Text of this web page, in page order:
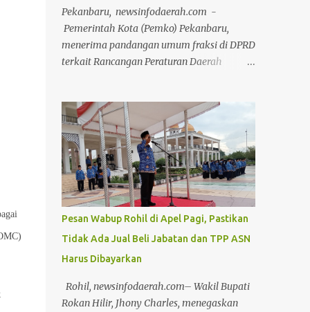
Pekanbaru, newsinfodaerah.com -
Pemerintah Kota (Pemko) Pekanbaru,
menerima pandangan umum fraksi di DPRD
terkait Rancangan Peraturan Daerah
Pandangan umum tersebut disampaikan 8
fraksi melalui Rapat Paripurna di Ruang
Rapat Paripurna Balai Payung Sekaki
gedung DPRD Pekanbaru, Senin (20/7/2026)
siang. Rapat Paripurna dipimpin secara
langsung oleh Ketua DPRD Muhammad Isa
Lahamid, didampingi Wakil Ketua II
Muhammad Dikky Suryadi Khusaini dan
Plh Sekdako Pekanbaru Masykur Tarmizi.
Usai paripurna, Masykur Tarmizi
dari fraksi di DPRD bersifat saran dan
Pesan Wabup Rohil di Apel Pagi, Pastikan
Tidak Ada Jual Beli Jabatan dan TPP ASN
Harus Dibayarkan
Rohil, newsinfodaerah.com– Wakil Bupati
Rokan Hilir, Jhony Charles, menegaskan